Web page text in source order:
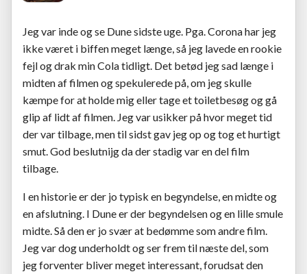
Jeg var inde og se Dune sidste uge. Pga. Corona har jeg
ikke været i biffen meget længe, så jeg lavede en rookie
fejl og drak min Cola tidligt. Det betød jeg sad længe i
midten af filmen og spekulerede på, om jeg skulle
kæmpe for at holde mig eller tage et toiletbesøg og gå
glip af lidt af filmen. Jeg var usikker på hvor meget tid
der var tilbage, men til sidst gav jeg op og tog et hurtigt
smut. God beslutnijg da der stadig var en del film
tilbage.
I en historie er der jo typisk en begyndelse, en midte og
en afslutning. I Dune er der begyndelsen og en lille smule
midte. Så den er jo svær at bedømme som andre film.
Jeg var dog underholdt og ser frem til næste del, som
jeg forventer bliver meget interessant, forudsat den